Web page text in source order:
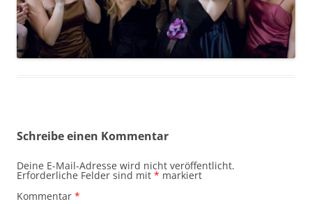
Schreibe einen Kommentar
Deine E-Mail-Adresse wird nicht veröffentlicht.
Erforderliche Felder sind mit * markiert
Kommentar *